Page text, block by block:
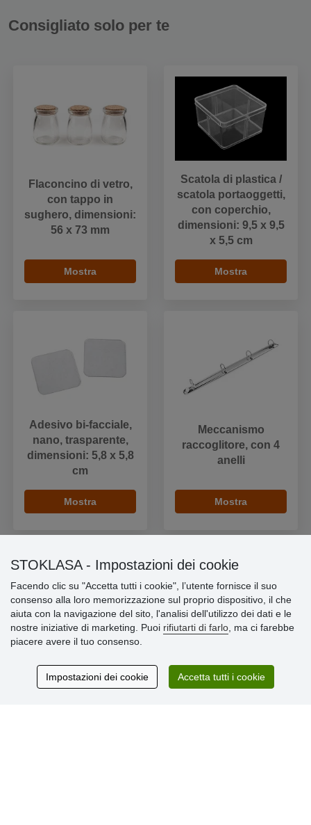
Consigliato solo per te
Flaconcino di vetro,
con tappo in
sughero, dimensioni:
56 x 73 mm
Mostra
Scatola di plastica /
scatola portaoggetti,
con coperchio,
dimensioni: 9,5 x 9,5
x 5,5 cm
Mostra
Adesivo bi-facciale,
nano, trasparente,
dimensioni: 5,8 x 5,8
cm
Mostra
Meccanismo
raccoglitore, con 4
anelli
Mostra
Informazioni importanti
» Impostazioni dei cookie
» Termini & Condizioni
» Informativa sulla Privacy
» Garanzia e resi
» Programma fedeltà
STOKLASA - Impostazioni dei cookie
Facendo clic su "Accetta tutti i cookie", l’utente fornisce il suo
consenso alla loro memorizzazione sul proprio dispositivo, il che
aiuta con la navigazione del sito, l'analisi dell'utilizzo dei dati e le
nostre iniziative di marketing. Puoi rifiutarti di farlo , ma ci farebbe
piacere avere il tuo consenso.
Impostazioni dei cookie Accetta tutti i cookie